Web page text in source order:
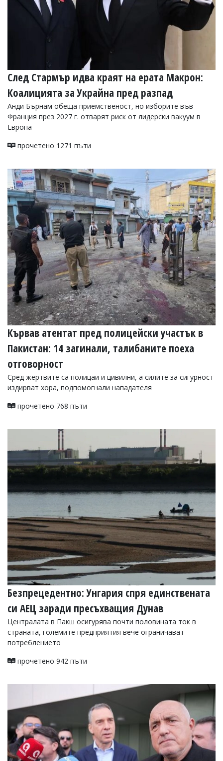
След Стармър идва краят на ерата Макрон:
Коалицията за Украйна пред разпад
Анди Бърнам обеща приемственост, но изборите във
Франция през 2027 г. отварят риск от лидерски вакуум в
Европа
прочетено 1271 пъти
Кървав атентат пред полицейски участък в
Пакистан: 14 загинали, талибаните поеха
отговорност
Сред жертвите са полицаи и цивилни, а силите за сигурност
издирват хора, подпомогнали нападателя
прочетено 768 пъти
Безпрецедентно: Унгария спря единствената
си АЕЦ заради пресъхващия Дунав
Централата в Пакш осигурява почти половината ток в
страната, големите предприятия вече ограничават
потреблението
прочетено 942 пъти